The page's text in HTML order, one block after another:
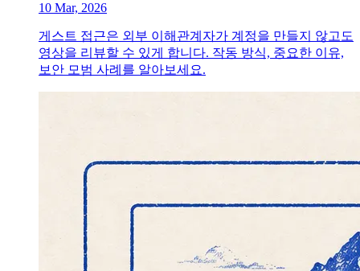
10 Mar, 2026
게스트 접근은 외부 이해관계자가 계정을 만들지 않고도
영상을 리뷰할 수 있게 합니다. 작동 방식, 중요한 이유,
보안 모범 사례를 알아보세요.